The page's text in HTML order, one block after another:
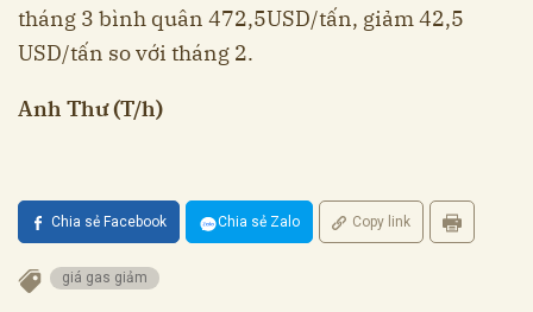
tháng 3 bình quân 472,5USD/tấn, giảm 42,5
USD/tấn so với tháng 2.
Anh Thư (T/h)
Chia sẻ Facebook Chia sẻ Zalo Copy link
giá gas giảm